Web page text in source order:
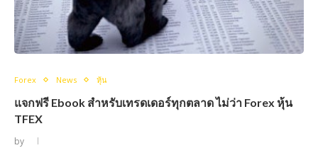
Forex News หุ้น
แจกฟรี Ebook สำหรับเทรดเดอร์ทุกตลาด ไม่ว่า Forex หุ้น
TFEX
by